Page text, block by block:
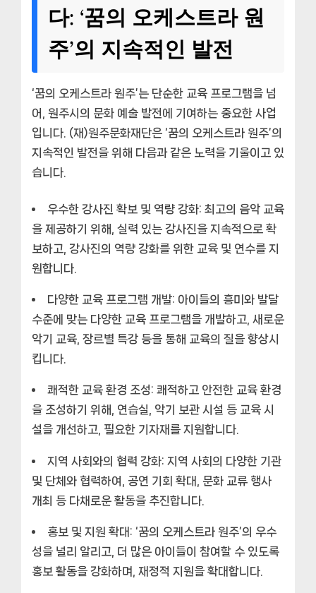
다: ‘꿈의 오케스트라 원
주’의 지속적인 발전
‘꿈의 오케스트라 원주’는 단순한 교육 프로그램을 넘
어, 원주시의 문화 예술 발전에 기여하는 중요한 사업
입니다. (재)원주문화재단은 ‘꿈의 오케스트라 원주’의
지속적인 발전을 위해 다음과 같은 노력을 기울이고 있
습니다.
우수한 강사진 확보 및 역량 강화: 최고의 음악 교육
을 제공하기 위해, 실력 있는 강사진을 지속적으로 확
보하고, 강사진의 역량 강화를 위한 교육 및 연수를 지
원합니다.
다양한 교육 프로그램 개발: 아이들의 흥미와 발달
수준에 맞는 다양한 교육 프로그램을 개발하고, 새로운
악기 교육, 장르별 특강 등을 통해 교육의 질을 향상시
킵니다.
쾌적한 교육 환경 조성: 쾌적하고 안전한 교육 환경
을 조성하기 위해, 연습실, 악기 보관 시설 등 교육 시
설을 개선하고, 필요한 기자재를 지원합니다.
지역 사회와의 협력 강화: 지역 사회의 다양한 기관
및 단체와 협력하여, 공연 기회 확대, 문화 교류 행사
개최 등 다채로운 활동을 추진합니다.
홍보 및 지원 확대: ‘꿈의 오케스트라 원주’의 우수
성을 널리 알리고, 더 많은 아이들이 참여할 수 있도록
홍보 활동을 강화하며, 재정적 지원을 확대합니다.